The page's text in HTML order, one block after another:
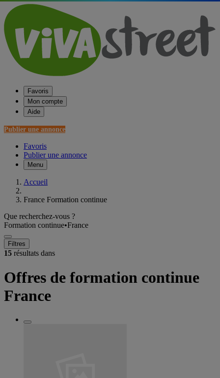
Favoris
Mon compte
Aide
Publier une annonce
Favoris
Publier une annonce
Menu
Accueil
France Formation continue
Que recherchez-vous ?
Formation continue•France
Filtres
15 résultats dans
Offres de formation continue
France